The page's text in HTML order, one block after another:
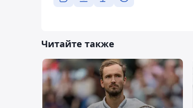
Читайте также